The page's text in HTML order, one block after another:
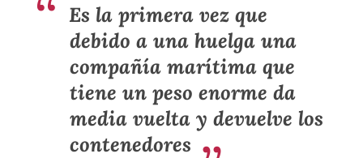
Es la primera vez que
debido a una huelga una
compañía marítima que
tiene un peso enorme da
media vuelta y devuelve los
contenedores